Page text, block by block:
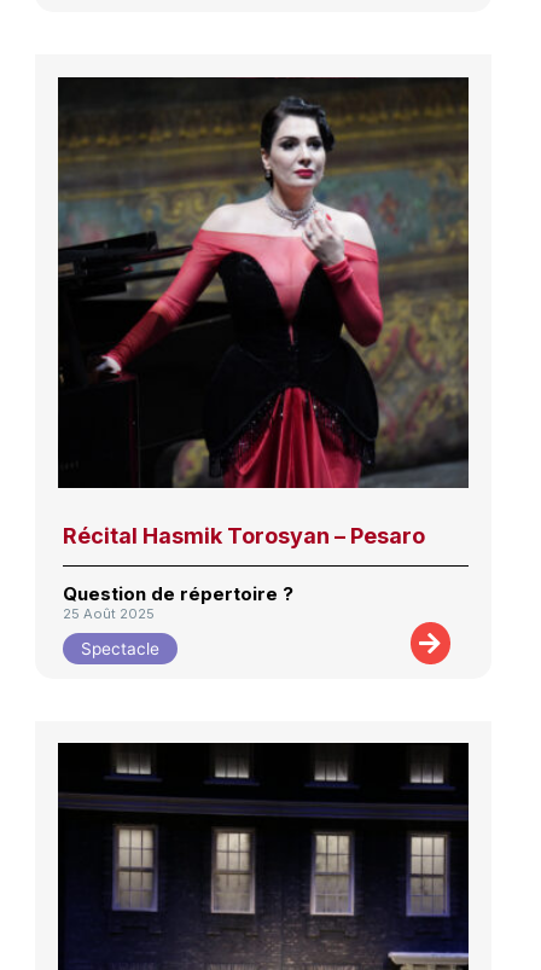
Récital Hasmik Torosyan – Pesaro
Question de répertoire ?
25 Août 2025
Spectacle